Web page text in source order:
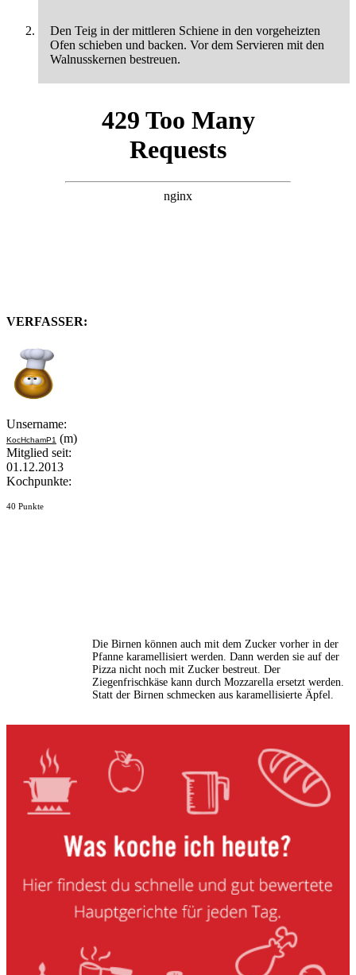
Den Teig in der mittleren Schiene in den vorgeheizten
Ofen schieben und backen. Vor dem Servieren mit den
Walnusskernen bestreuen.
VERFASSER:
Unsername:
KocHchamP1 (m)
Mitglied seit:
01.12.2013
Kochpunkte:
40 Punkte
Die Birnen können auch mit dem Zucker vorher in der
Pfanne karamellisiert werden. Dann werden sie auf der
Pizza nicht noch mit Zucker bestreut. Der
Ziegenfrischkäse kann durch Mozzarella ersetzt werden.
Statt der Birnen schmecken aus karamellisierte Äpfel.